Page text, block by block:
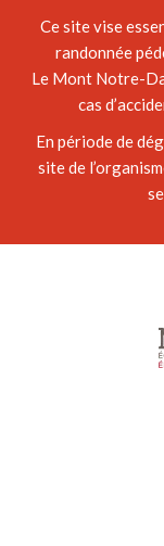
Ce site vise
randonnée
Le Mont Notre-
cas
En période de
site de